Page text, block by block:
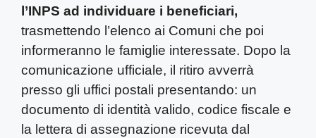
l’INPS ad individuare i beneficiari,
trasmettendo l’elenco ai Comuni che poi
informeranno le famiglie interessate. Dopo la
comunicazione ufficiale, il ritiro avverrà
presso gli uffici postali presentando: un
documento di identità valido, codice fiscale e
la lettera di assegnazione ricevuta dal